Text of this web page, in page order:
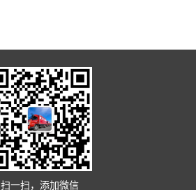
扫一扫，添加微信